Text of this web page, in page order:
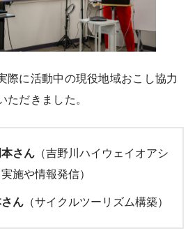
際に活動中の現役地域おこし協力
ただきました。
さん （吉野川ハイウェイオアシ
施や情報発信）
ん （サイクルツーリズム構築）